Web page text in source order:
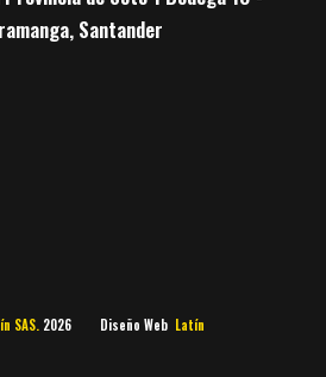
Santander
SAS. 2026 Diseño Web Latín